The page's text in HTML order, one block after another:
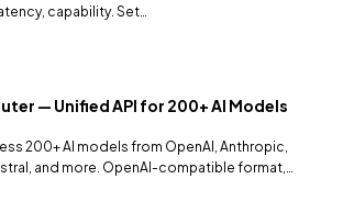
capability. Set
— Unified API for 200+ AI Models
200+ AI models from OpenAI, Anthropic,
and more. OpenAI-compatible format,